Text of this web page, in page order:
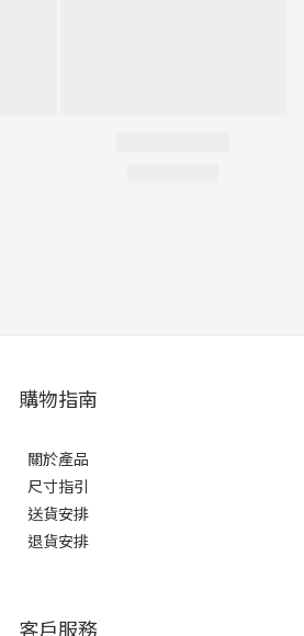
購物指南
關於產品
尺寸指引
送貨安排
退貨安排
客戶服務